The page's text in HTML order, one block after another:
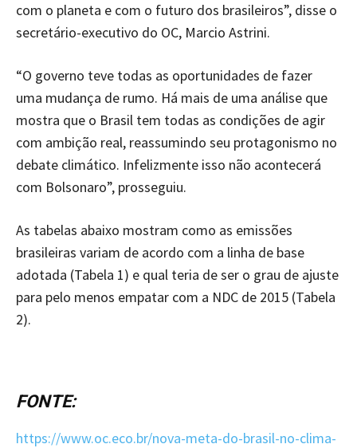
com o planeta e com o futuro dos brasileiros”, disse o
secretário-executivo do OC, Marcio Astrini.
“O governo teve todas as oportunidades de fazer
uma mudança de rumo. Há mais de uma análise que
mostra que o Brasil tem todas as condições de agir
com ambição real, reassumindo seu protagonismo no
debate climático. Infelizmente isso não acontecerá
com Bolsonaro”, prosseguiu.
As tabelas abaixo mostram como as emissões
brasileiras variam de acordo com a linha de base
adotada (Tabela 1) e qual teria de ser o grau de ajuste
para pelo menos empatar com a NDC de 2015 (Tabela
2).
FONTE:
https://www.oc.eco.br/nova-meta-do-brasil-no-clima-